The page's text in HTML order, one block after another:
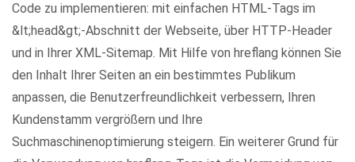
Code zu implementieren: mit einfachen HTML-Tags im
&lt;head&gt;-Abschnitt der Webseite, über HTTP-Header
und in Ihrer XML-Sitemap. Mit Hilfe von hreflang können Sie
den Inhalt Ihrer Seiten an ein bestimmtes Publikum
anpassen, die Benutzerfreundlichkeit verbessern, Ihren
Kundenstamm vergrößern und Ihre
Suchmaschinenoptimierung steigern. Ein weiterer Grund für